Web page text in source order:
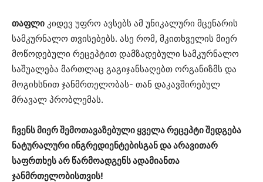
თაფლი კიდევ უფრო ავსებს ამ უნიკალური მცენარის
სამკურნალო თვისებებს. ასე რომ, მკითხველის მიერ
მოწოდებული რეცეპტით დამზადებული სამკურნალო
საშუალება მართლაც გაგიჯანსაღებთ ორგანიზმს და
მოგიხსნით ჯანმრთელობას- თან დაკავშირებულ
მრავალ პრობლემას.
ჩვენს მიერ შემოთავაზებული ყველა რეცეპტი შედგება
ნატურალური ინგრედიენტებისგან და არავითარ
საფრთხეს არ წარმოადგენს ადამიანთა
ჯანმრთელობისთვის!